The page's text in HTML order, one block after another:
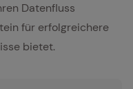
Datenfluss
für erfolgreichere
bietet.